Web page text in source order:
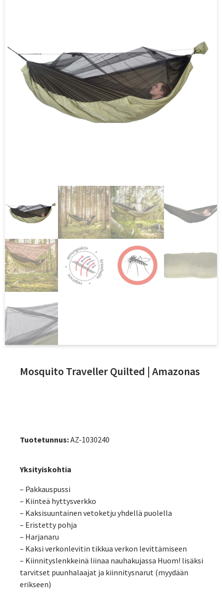
Mosquito Traveller Quilted | Amazonas
Tuotetunnus:AZ-1030240
Yksityiskohtia
– Pakkauspussi
– Kiinteä hyttysverkko
– Kaksisuuntainen vetoketju yhdellä puolella
– Eristetty pohja
– Harjanaru
– Kaksi verkonlevitin tikkua verkon levittämiseen
– Kiinnityslenkkeinä liinaa nauhakujassa Huom! lisäksi
tarvitset puunhalaajat ja kiinnitysnarut (myydään
erikseen)